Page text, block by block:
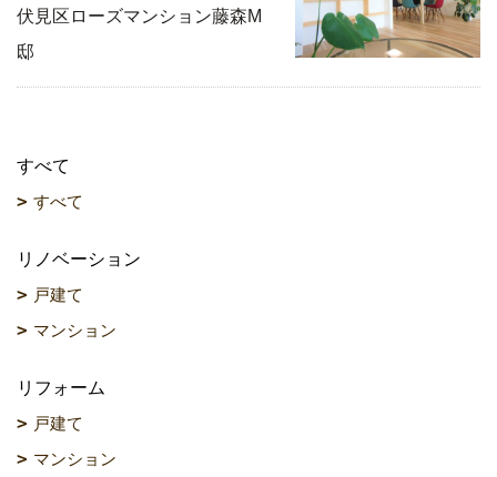
伏見区ローズマンション藤森M
邸
すべて
すべて
リノベーション
戸建て
マンション
リフォーム
戸建て
マンション